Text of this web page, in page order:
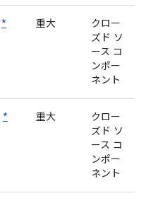
* 重大
クロー
ズド ソ
ース コ
ンポー
ネント
* 重大
クロー
ズド ソ
ース コ
ンポー
ネント